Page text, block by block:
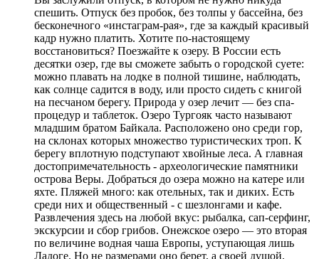
спешить. Отпуск без пробок, без толпы у бассейна, без
бесконечного «инстаграм-рая», где за каждый красивый
кадр нужно платить. Хотите по-настоящему
восстановиться? Поезжайте к озеру. В России есть
десятки озер, где вы сможете забыть о городской суете:
можно плавать на лодке в полной тишине, наблюдать,
как солнце садится в воду, или просто сидеть с книгой
на песчаном берегу. Природа у озер лечит — без спа-
процедур и таблеток. Озеро Тургояк часто называют
младшим братом Байкала. Расположено оно среди гор,
на склонах которых множество туристических троп. К
берегу вплотную подступают хвойные леса. А главная
достопримечательность - археологические памятники
острова Веры. Добраться до озера можно на катере или
яхте. Пляжей много: как отельных, так и диких. Есть
среди них и общественный - с шезлонгами и кафе.
Развлечения здесь на любой вкус: рыбалка, сап-серфинг,
экскурсии и сбор грибов. Онежское озеро — это вторая
по величине водная чаша Европы, уступающая лишь
Ладоге. Но не размерами оно берет, а своей душой.